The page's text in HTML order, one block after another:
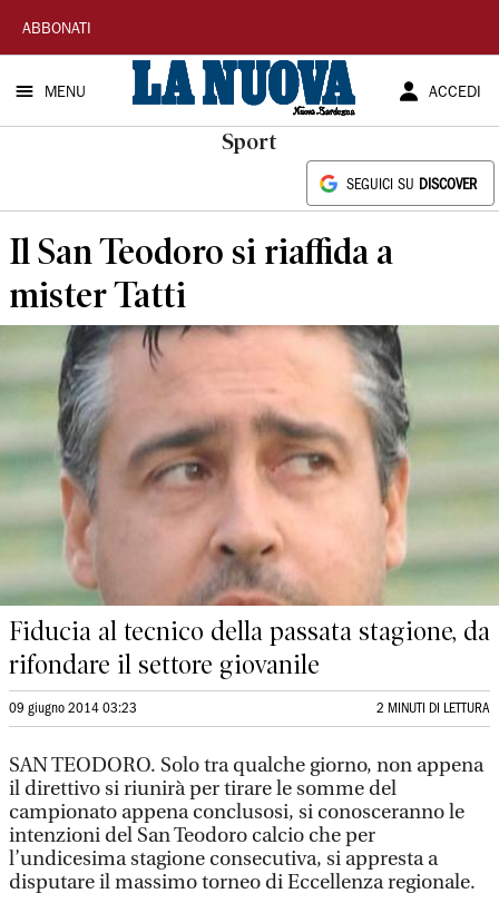
La
Nuova
Sardegna
ABBONATI
MENU ACCEDI
Sport
SEGUICI SU DISCOVER
Il San Teodoro si riaffida a
mister Tatti
Fiducia al tecnico della passata stagione, da
rifondare il settore giovanile
09 giugno 2014 03:23 2 MINUTI DI LETTURA
SAN TEODORO. Solo tra qualche giorno, non appena
il direttivo si riunirà per tirare le somme del
campionato appena conclusosi, si conosceranno le
intenzioni del San Teodoro calcio che per
l’undicesima stagione consecutiva, si appresta a
disputare il massimo torneo di Eccellenza regionale.